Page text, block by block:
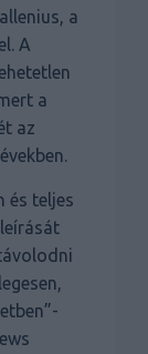
a
A
a
az
és teljes